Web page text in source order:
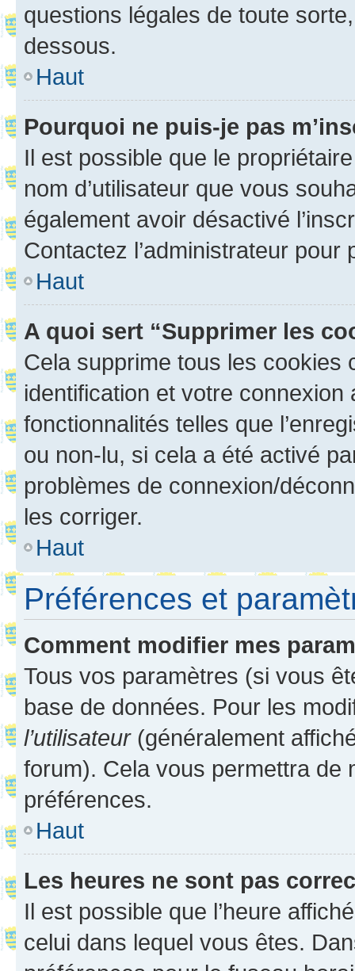
questions légales de toute
dessous.
Haut
Pourquoi ne puis-je pas
Il est possible que le
nom d’utilisateur que vous
également avoir désactivé
Contactez l’administrateur
Haut
A quoi sert “Supprimer les
Cela supprime tous les cookies
identification et votre
fonctionnalités telles que
ou non-lu, si cela a été activé
problèmes de connexion/
les corriger.
Haut
Préférences et
Comment modifier mes
Tous vos paramètres (si vous
base de données. Pour les
l’utilisateur(généralement
forum). Cela vous permettra de
préférences.
Haut
Les heures ne sont pas
Il est possible que l’heure
celui dans lequel vous êtes.